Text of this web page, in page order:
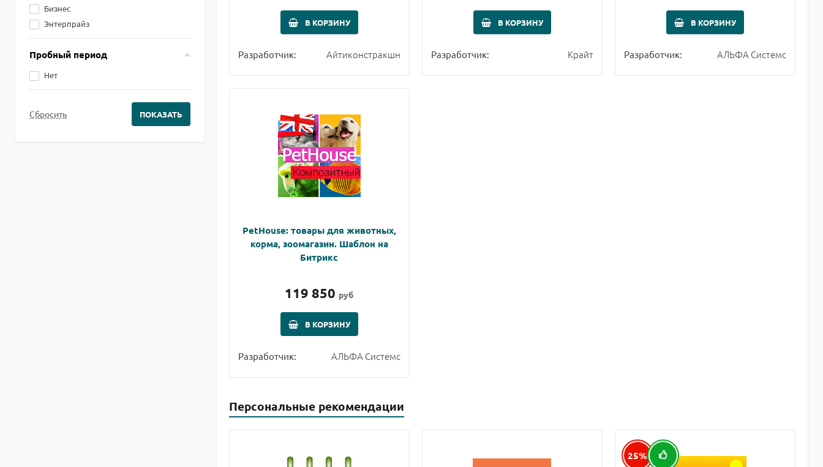
Бизнес
Энтерпрайз
Пробный период
Нет
В КОРЗИНУ
Разработчик: Айтиконстракшн
В КОРЗИНУ
Разработчик: Крайт
В КОРЗИНУ
Разработчик: АЛЬФА Системс
PetHouse: товары для животных,
корма, зоомагазин. Шаблон на
Битрикс
119 850 руб
В КОРЗИНУ
Разработчик: АЛЬФА Системс
Персональные рекомендации
25%